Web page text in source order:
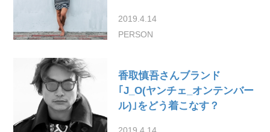
2019.4.14
PERSON
香取慎吾さんブランド
｢J_O(ヤンチェ_オンテンバー
ル)｣をどう着こなす？